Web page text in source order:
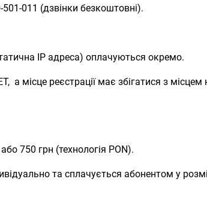
011 (дзвінки безкоштовні).
IP адреса) оплачуються окремо.
місце реєстрації має збігатися з місцем
750 грн (технологія PON).
та сплачується абонентом у